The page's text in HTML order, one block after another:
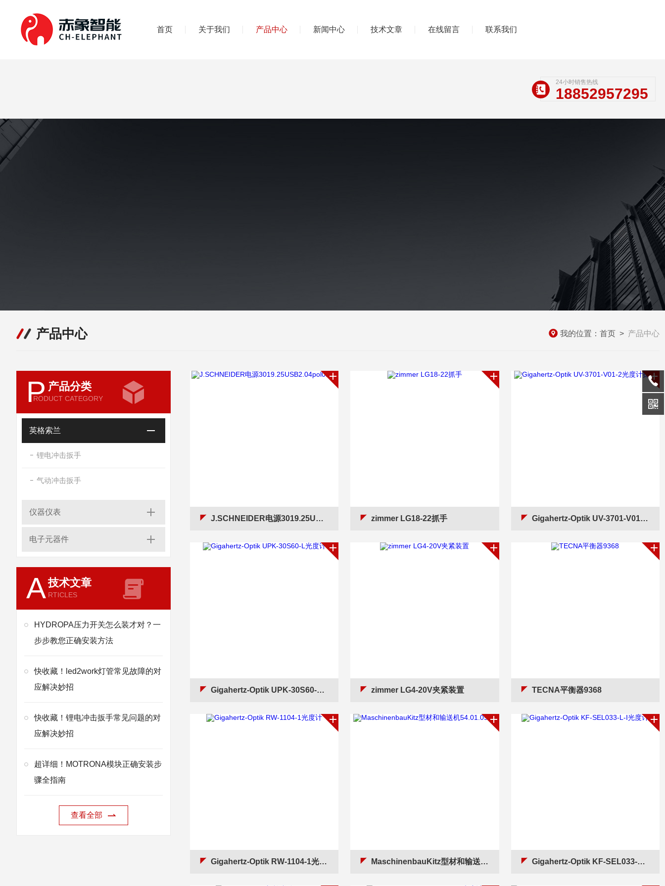
首页 关于我们 产品中心 新闻中心 技术文章 在线留言 联系我们
24小时销售热线
18852957295
产品中心 我的位置： 首页 > 产品中心
P 产品分类
RODUCT CATEGORY
英格索兰
锂电冲击扳手
气动冲击扳手
仪器仪表
电子元器件
A技术文章
RTICLES
HYDROPA压力开关怎么装才对？一
步步教您正确安装方法
快收藏！led2work灯管常见故障的对
应解决妙招
快收藏！锂电冲击扳手常见问题的对
应解决妙招
超详细！MOTRONA模块正确安装步
骤全指南
查看全部
J.SCHNEIDER电源3019.25USB2.04pol0.5m zimmer LG18-22抓手 Gigahertz-Optik UV-3701-V01-2光度计探头
Gigahertz-Optik UPK-30S60-L光度计 zimmer LG4-20V夹紧装置 TECNA平衡器9368
Gigahertz-Optik RW-1104-1光度计 MaschinenbauKitz型材和输送机54.01.0948 Gigahertz-Optik KF-SEL033-L-I光度计